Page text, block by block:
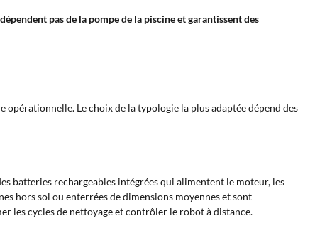
pas de la pompe de la piscine et garantissent des
Le choix de la typologie la plus adaptée dépend des
batteries rechargeables intégrées qui alimentent le moteur, les
hors sol ou enterrées de dimensions moyennes et sont
les cycles de nettoyage et contrôler le robot à distance.